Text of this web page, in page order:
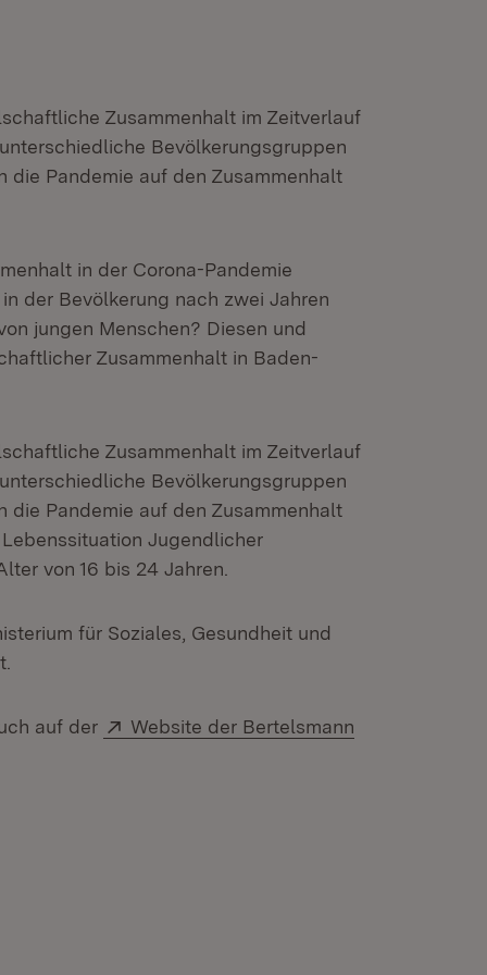
Zusammenhalt im Zeitverlauf
Bevölkerungsgruppen
Pandemie auf den Zusammenhalt
in der Corona-Pandemie
der Bevölkerung nach zwei Jahren
jungen Menschen? Diesen und
Zusammenhalt in Baden-
Zusammenhalt im Zeitverlauf
Bevölkerungsgruppen
Pandemie auf den Zusammenhalt
Jugendlicher
von 16 bis 24 Jahren.
für Soziales, Gesundheit und
auf der Extern:
Website der Bertelsmann